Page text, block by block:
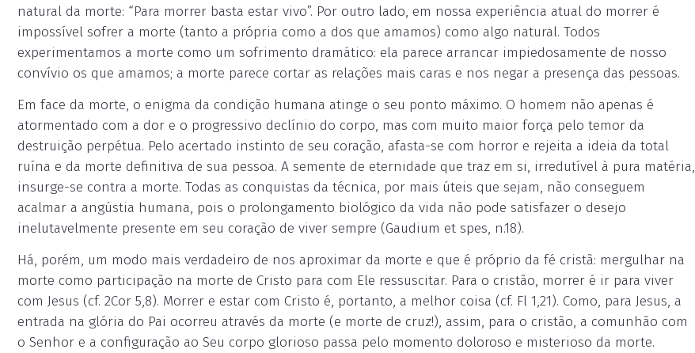
natural da morte: “Para morrer basta estar vivo”. Por outro lado, em nossa experiência atual do morrer é
impossível sofrer a morte (tanto a própria como a dos que amamos) como algo natural. Todos
experimentamos a morte como um sofrimento dramático: ela parece arrancar impiedosamente de nosso
convívio os que amamos; a morte parece cortar as relações mais caras e nos negar a presença das pessoas.
Em face da morte, o enigma da condição humana atinge o seu ponto máximo. O homem não apenas é
atormentado com a dor e o progressivo declínio do corpo, mas com muito maior força pelo temor da
destruição perpétua. Pelo acertado instinto de seu coração, afasta-se com horror e rejeita a ideia da total
ruína e da morte definitiva de sua pessoa. A semente de eternidade que traz em si, irredutível à pura matéria,
insurge-se contra a morte. Todas as conquistas da técnica, por mais úteis que sejam, não conseguem
acalmar a angústia humana, pois o prolongamento biológico da vida não pode satisfazer o desejo
inelutavelmente presente em seu coração de viver sempre (Gaudium et spes, n.18).
Há, porém, um modo mais verdadeiro de nos aproximar da morte e que é próprio da fé cristã: mergulhar na
morte como participação na morte de Cristo para com Ele ressuscitar. Para o cristão, morrer é ir para viver
com Jesus (cf. 2Cor 5,8). Morrer e estar com Cristo é, portanto, a melhor coisa (cf. Fl 1,21). Como, para Jesus, a
entrada na glória do Pai ocorreu através da morte (e morte de cruz!), assim, para o cristão, a comunhão com
o Senhor e a configuração ao Seu corpo glorioso passa pelo momento doloroso e misterioso da morte.